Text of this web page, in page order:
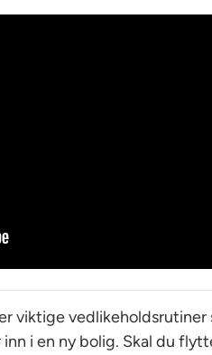
viktige
i en ny bolig. Skal du